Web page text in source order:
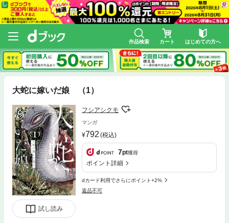
作品検索 カート はじめての方へ
大蛇に嫁いだ娘 （1）
試し読み
フシアシクモ
マンガ
792 (税込)
7pt獲得
ポイント詳細
dカード利用でさらにポイント+2%
返品不可